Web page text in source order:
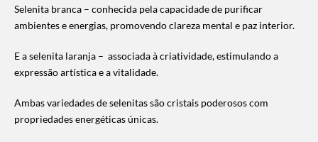
Selenita branca – conhecida pela capacidade de purificar
ambientes e energias, promovendo clareza mental e paz interior.
E a selenita laranja – associada à criatividade, estimulando a
expressão artística e a vitalidade.
Ambas variedades de selenitas são cristais poderosos com
propriedades energéticas únicas.